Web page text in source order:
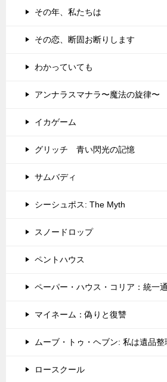
その年、私たちは
その恋、断固お断りします
わかっていても
アンナラスマナラ〜魔法の旋律〜
イカゲーム
グリッチ 青い閃光の記憶
サムバディ
シーシュポス: The Myth
スノードロップ
ペントハウス
ペーパー・ハウス・コリア：統一
マイネーム：偽りと復讐
ムーブ・トゥ・ヘブン: 私は遺品整
ロースクール